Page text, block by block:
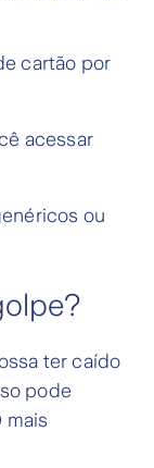
cartão por
acessar
ou
ter caído
pode
mais